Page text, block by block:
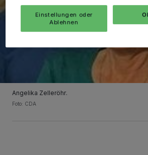
Angelika Zelleröhr.
Foto: CDA
Einstellungen oder
Ablehnen